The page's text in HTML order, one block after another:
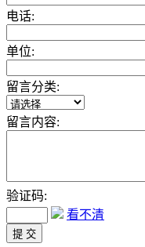
电话:
单位:
留言分类:
留言内容:
验证码:
看不清